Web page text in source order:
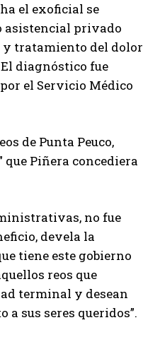
el exoficial se
asistencial privado
tratamiento del dolor
diagnóstico fue
el Servicio Médico
de Punta Peuco,
Piñera concediera
no fue
devela la
tiene este gobierno
reos que
terminal y desean
sus seres queridos”.